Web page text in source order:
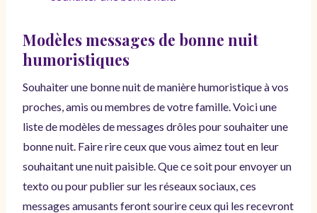
Modèles messages de bonne nuit
humoristiques
Souhaiter une bonne nuit de manière humoristique à vos
proches, amis ou membres de votre famille. Voici une
liste de modèles de messages drôles pour souhaiter une
bonne nuit. Faire rire ceux que vous aimez tout en leur
souhaitant une nuit paisible. Que ce soit pour envoyer un
texto ou pour publier sur les réseaux sociaux, ces
messages amusants feront sourire ceux qui les recevront